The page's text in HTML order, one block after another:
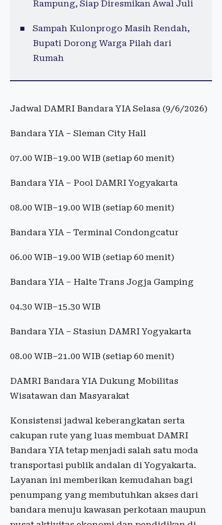
Rampung, Siap Diresmikan Awal Juli
Sampah Kulonprogo Masih Rendah,
Bupati Dorong Warga Pilah dari
Rumah
Jadwal DAMRI Bandara YIA Selasa (9/6/2026)
Bandara YIA – Sleman City Hall
07.00 WIB–19.00 WIB (setiap 60 menit)
Bandara YIA – Pool DAMRI Yogyakarta
08.00 WIB–19.00 WIB (setiap 60 menit)
Bandara YIA – Terminal Condongcatur
06.00 WIB–19.00 WIB (setiap 60 menit)
Bandara YIA – Halte Trans Jogja Gamping
04.30 WIB–15.30 WIB
Bandara YIA – Stasiun DAMRI Yogyakarta
08.00 WIB–21.00 WIB (setiap 60 menit)
DAMRI Bandara YIA Dukung Mobilitas
Wisatawan dan Masyarakat
Konsistensi jadwal keberangkatan serta
cakupan rute yang luas membuat DAMRI
Bandara YIA tetap menjadi salah satu moda
transportasi publik andalan di Yogyakarta.
Layanan ini memberikan kemudahan bagi
penumpang yang membutuhkan akses dari
bandara menuju kawasan perkotaan maupun